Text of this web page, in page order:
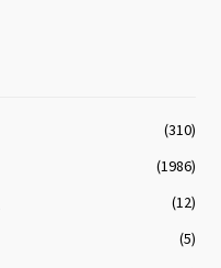
(310)
(1986)
(12)
(5)